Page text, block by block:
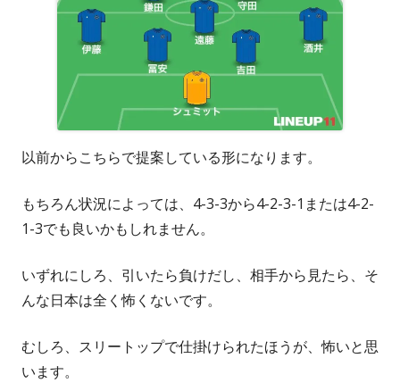
以前からこちらで提案している形になります。
もちろん状況によっては、4-3-3から4-2-3-1または4-2-
1-3でも良いかもしれません。
いずれにしろ、引いたら負けだし、相手から見たら、そ
んな日本は全く怖くないです。
むしろ、スリートップで仕掛けられたほうが、怖いと思
います。